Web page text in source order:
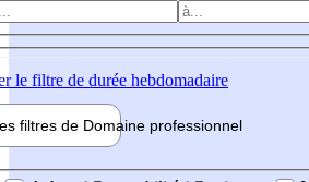
le filtre de durée hebdomadaire
filtres de Domaine professionnel